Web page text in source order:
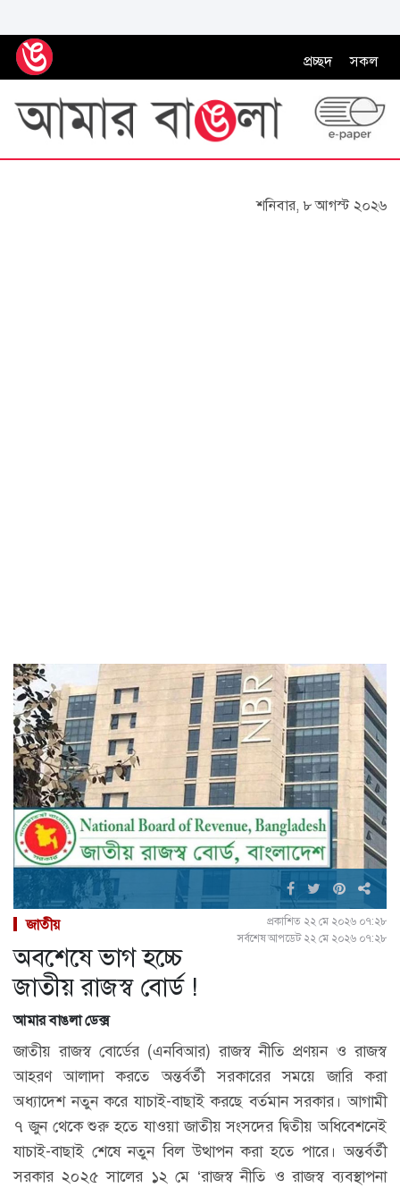
প্রচ্ছদ সকল
শনিবার, ৮ আগস্ট ২০২৬
জাতীয়
প্রকাশিত ২২ মে ২০২৬ ০৭:২৮
সর্বশেষ আপডেট ২২ মে ২০২৬ ০৭:২৮
অবশেষে ভাগ হচ্চে
জাতীয় রাজস্ব বোর্ড !
আমার বাঙলা ডেক্স
জাতীয় রাজস্ব বোর্ডের (এনবিআর) রাজস্ব নীতি প্রণয়ন ও রাজস্ব
আহরণ আলাদা করতে অন্তর্বর্তী সরকারের সময়ে জারি করা
অধ্যাদেশ নতুন করে যাচাই-বাছাই করছে বর্তমান সরকার। আগামী
৭ জুন থেকে শুরু হতে যাওয়া জাতীয় সংসদের দ্বিতীয় অধিবেশনেই
যাচাই-বাছাই শেষে নতুন বিল উত্থাপন করা হতে পারে। অন্তর্বর্তী
সরকার ২০২৫ সালের ১২ মে ‘রাজস্ব নীতি ও রাজস্ব ব্যবস্থাপনা